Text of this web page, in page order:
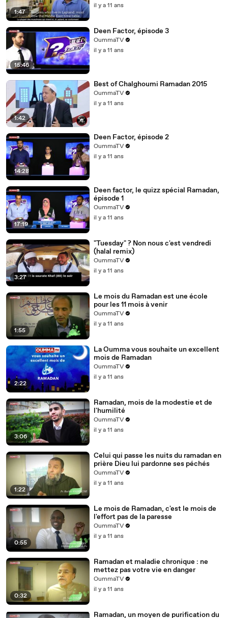
1:47
il y a 11 ans
15:46
Deen Factor, épisode 3
OummaTV
il y a 11 ans
1:42
Best of Chalghoumi Ramadan 2015
OummaTV
il y a 11 ans
14:28
Deen Factor, épisode 2
OummaTV
il y a 11 ans
17:19
Deen factor, le quizz spécial Ramadan,
épisode 1
OummaTV
il y a 11 ans
3:27
"Tuesday" ? Non nous c'est vendredi
(halal remix)
OummaTV
il y a 11 ans
1:55
Le mois du Ramadan est une école
pour les 11 mois à venir
OummaTV
il y a 11 ans
2:22
La Oumma vous souhaite un excellent
mois de Ramadan
OummaTV
il y a 11 ans
3:06
Ramadan, mois de la modestie et de
l'humilité
OummaTV
il y a 11 ans
1:22
Celui qui passe les nuits du ramadan en
prière Dieu lui pardonne ses péchés
OummaTV
il y a 11 ans
0:55
Le mois de Ramadan, c'est le mois de
l'effort pas de la paresse
OummaTV
il y a 11 ans
0:32
Ramadan et maladie chronique : ne
mettez pas votre vie en danger
OummaTV
il y a 11 ans
Ramadan, un moyen de purification du